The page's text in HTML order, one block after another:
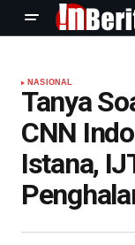
NASIONAL
Tanya
CNN
Istana,